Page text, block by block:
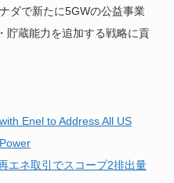
ダで新たに5GWの公益事業
貯蔵能力を追加する戦略に貢
Enel to Address All US
エネ取引でスコープ2排出量